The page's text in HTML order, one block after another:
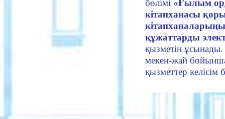
бөлімі «Ғылым
кітапханасы
құжаттарды
қызметін
мекен-жай
қызметтер